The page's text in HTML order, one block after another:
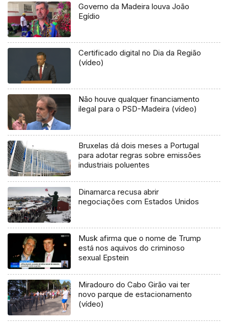
Governo da Madeira louva João
Egídio
Certificado digital no Dia da Região
(vídeo)
Não houve qualquer financiamento
ilegal para o PSD-Madeira (vídeo)
Bruxelas dá dois meses a Portugal
para adotar regras sobre emissões
industriais poluentes
Dinamarca recusa abrir
negociações com Estados Unidos
Musk afirma que o nome de Trump
está nos aquivos do criminoso
sexual Epstein
Miradouro do Cabo Girão vai ter
novo parque de estacionamento
(vídeo)